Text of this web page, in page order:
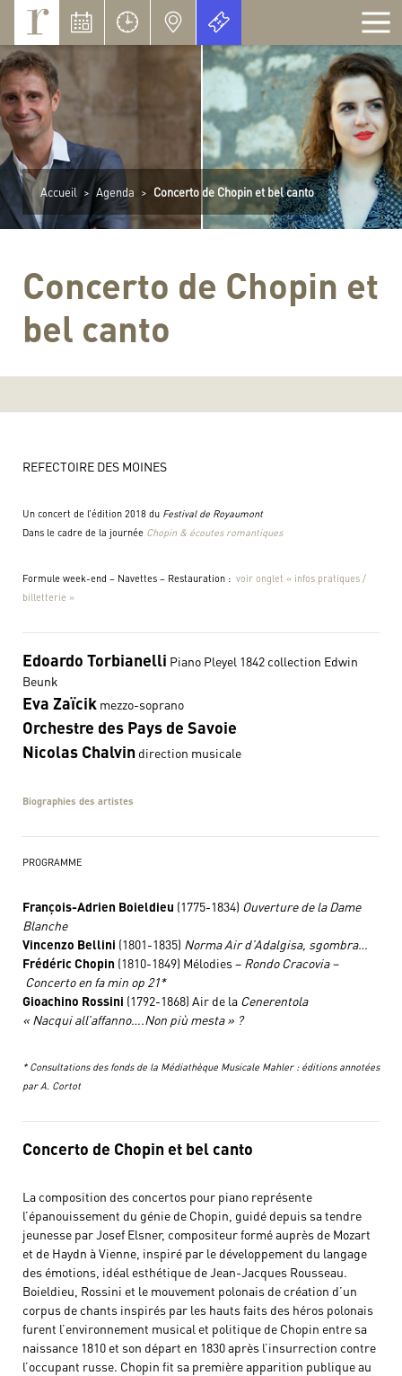
Accueil > Agenda > Concerto de Chopin et bel canto
Concerto de Chopin et
bel canto
REFECTOIRE DES MOINES
Un concert de l’édition 2018 du Festival de Royaumont
Dans le cadre de la journée Chopin & écoutes romantiques
Formule week-end – Navettes – Restauration : voir onglet « infos pratiques /
billetterie »
Edoardo Torbianelli Piano Pleyel 1842 collection Edwin
Beunk
Eva Zaïcik mezzo-soprano
Orchestre des Pays de Savoie
Nicolas Chalvin direction musicale
Biographies des artistes
PROGRAMME
François-Adrien Boieldieu (1775-1834) Ouverture de la Dame
Blanche
Vincenzo Bellini (1801-1835) Norma Air d’Adalgisa, sgombra…
Frédéric Chopin (1810-1849) Mélodies – Rondo Cracovia –
Concerto en fa min op 21*
Gioachino Rossini (1792-1868) Air de la Cenerentola
« Nacqui all’affanno….Non più mesta » ?
* Consultations des fonds de la Médiathèque Musicale Mahler : éditions annotées
par A. Cortot
Concerto de Chopin et bel canto
La composition des concertos pour piano représente
l’épanouissement du génie de Chopin, guidé depuis sa tendre
jeunesse par Josef Elsner, compositeur formé auprès de Mozart
et de Haydn à Vienne, inspiré par le développement du langage
des émotions, idéal esthétique de Jean-Jacques Rousseau.
Boieldieu, Rossini et le mouvement polonais de création d’un
corpus de chants inspirés par les hauts faits des héros polonais
furent l’environnement musical et politique de Chopin entre sa
naissance 1810 et son départ en 1830 après l’insurrection contre
l’occupant russe. Chopin fit sa première apparition publique au
Panneau de gestion des cookies